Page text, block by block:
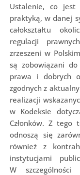
Ustalenie, co
praktyką, w danej
całokształtu
regulacji
zrzeszeni w
są zobowiązani
prawa i dobrych
zgodnych z
realizacji
w Kodeksie
Członków. Z tego
odnoszą się
również z
instytucjami
W szczególności